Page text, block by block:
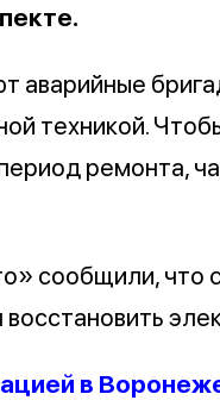
аварийные
техникой.
ремонта,
сообщили, что
в